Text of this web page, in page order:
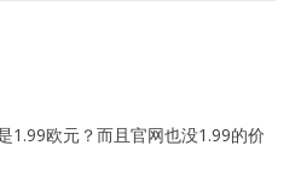
1.99欧元？而且官网也没1.99的价